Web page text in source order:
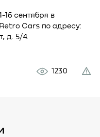
16 сентября в
Cars по адресу:
д. 5/4.
1230